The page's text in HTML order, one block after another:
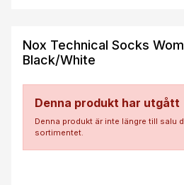
Nox Technical Socks
Black/White
Denna produkt har utgått
Denna produkt är inte längre till salu
sortimentet.